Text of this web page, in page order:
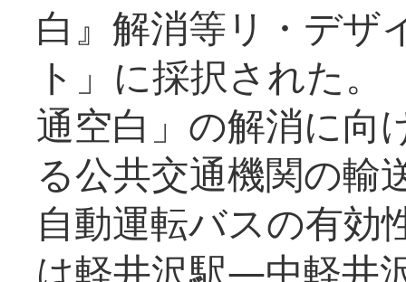
白』解消等リ・デザ
ト」に採択された
通空白」の解消に向
る公共交通機関の輸
自動運転バスの有効
は軽井沢駅―中軽井